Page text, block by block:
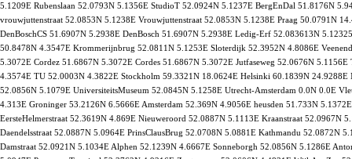
5.1209E Rubenslaan 52.0793N 5.1356E StudioT 52.0924N 5.1237E BergEnDal 51.8176N
vrouwjuttenstraat 52.0853N 5.1238E Vrouwjuttenstraat 52.0853N 5.1238E Praag 50.0791N
DenBoschCS 51.6907N 5.2938E DenBosch 51.6907N 5.2938E Ledig-Erf 52.083613N
50.8478N 4.3547E Krommerijnbrug 52.0811N 5.1253E Sloterdijk 52.3952N 4.8086E
5.3072E Cordez 51.6867N 5.3072E Cordes 51.6867N 5.3072E Jutfaseweg 52.0676N
4.3574E TU 52.0003N 4.3822E Stockholm 59.3321N 18.0624E Helsinki 60.1839N
52.0856N 5.1079E UniversiteitsMuseum 52.0845N 5.1258E Utrecht-Amsterdam 0.0N 0.0E
4.313E Groninger 53.2126N 6.5666E Amsterdam 52.369N 4.9056E heusden 51.733N
EersteHelmerstraat 52.3619N 4.869E Nieuweroord 52.0887N 5.1113E Kraanstraat 52.0967N
Daendelsstraat 52.0887N 5.0964E PrinsClausBrug 52.0708N 5.0881E Kathmandu 52.0872N
Damstraat 52.0921N 5.1034E Alphen 52.1239N 4.6667E Sonneborgh 52.0856N 5.1286E